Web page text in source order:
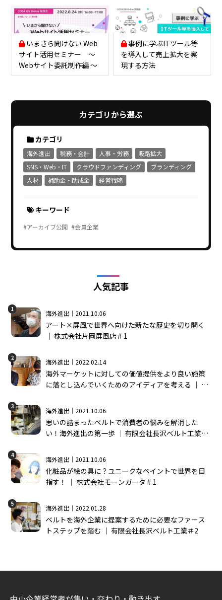
いまさら聞けない Web
サイト活用セミナー ～
Webサイト委託制作編 ～
事例に学ぶITツール等
を導入して売上拡大を実
現する方法
カテゴリから選ぶ
カテゴリ
海外進出 税務・会計 人事・労務
販路拡大
SNS・Web・IT
クラウドファンディング
ブランディング
人材
補助金・助成金 経営戦略
キーワード
#アーカイブ公開 #会員企業
人気記事
1
海外進出｜2021.10.06
アート×屏風で世界へ向けた新たな歴史を切り開く
│ 株式会社片岡屏風店＃1
2
海外進出｜2022.02.14
海外マーケットに対しての価値提供をより良い施策
に落とし込んでいくためのアイディアを考える │ 株
3
海外進出｜2021.10.06
思いの詰まったベルトで消費者の悩みを解消した
い！海外進出の第一歩 │ 有限会社長沢ベルト工業＃
4
海外進出｜2021.10.06
化粧品が絵の具に？ユニークなペイントで世界を目
指す！ │ 株式会社モーンガータ＃1
5
海外進出｜2022.01.28
ベルトを海外企業に提案するために必要なファース
トステップを踏む │ 有限会社長沢ベルト工業＃2